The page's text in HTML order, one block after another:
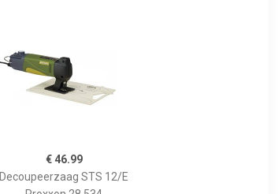
€ 46.99
Decoupeerzaag STS 12/E